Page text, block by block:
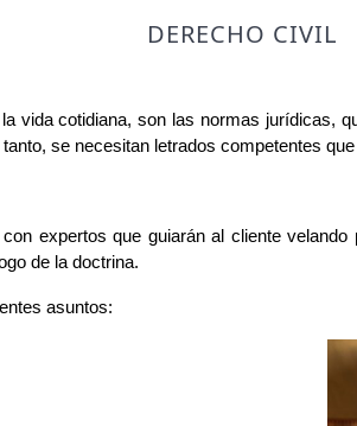
DERECHO CIVIL
vida cotidiana, son las normas jurídicas,
se necesitan letrados competentes
expertos que guiarán al cliente
de la doctrina.
asuntos: